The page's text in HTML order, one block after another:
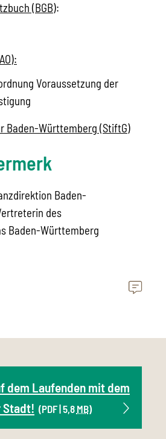
(BGB):
Voraussetzung der
Baden-Württemberg (StiftG)
Baden-
des
Baden-Württemberg
dem Laufenden mit dem
(PDF | 5,8 MB)